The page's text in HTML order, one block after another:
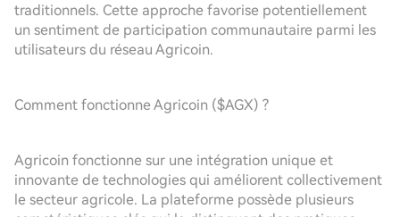
traditionnels. Cette approche favorise potentiellement
un sentiment de participation communautaire parmi les
utilisateurs du réseau Agricoin.
Comment fonctionne Agricoin ($AGX) ?
Agricoin fonctionne sur une intégration unique et
innovante de technologies qui améliorent collectivement
le secteur agricole. La plateforme possède plusieurs